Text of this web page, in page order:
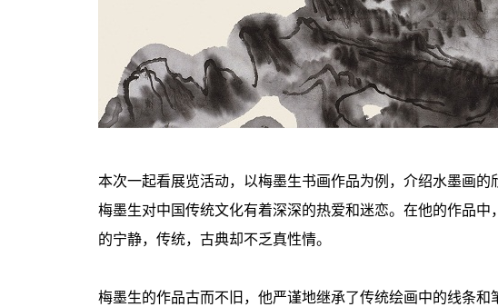
本次一起看展览活动，以梅墨生书画作品为例，介绍水墨画的
梅墨生对中国传统文化有着深深的热爱和迷恋。在他的作品
的宁静，传统，古典却不乏真性情。
梅墨生的作品古而不旧，他严谨地继承了传统绘画中的线条